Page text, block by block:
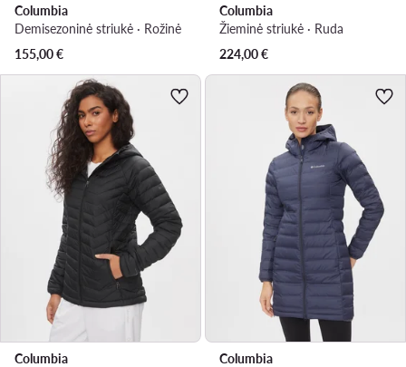
Columbia
Demisezoninė striukė · Rožinė
155,00€
Columbia
Žieminė striukė · Ruda
224,00€
Columbia
Columbia